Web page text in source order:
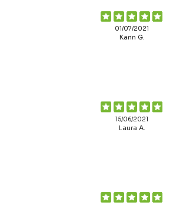
01/07/2021
Karin G.
15/06/2021
Laura A.